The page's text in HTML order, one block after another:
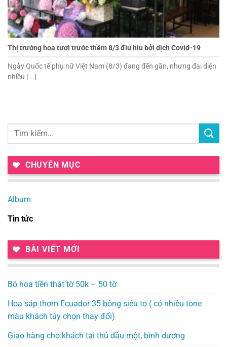
Thị trường hoa tươi trước thềm 8/3 đìu hiu bởi dịch Covid-19
Ngày Quốc tế phụ nữ Việt Nam (8/3) đang đến gần, nhưng đại diện
nhiều [...]
CHUYÊN MỤC
Album
Tin tức
BÀI VIẾT MỚI
Bó hoa tiền thật tờ 50k – 50 tờ
Hoa sáp thơm Ecuador 35 bông siêu to ( có nhiều tone
màu khách tùy chọn thay đổi)
Giao hàng cho khách tại thủ dầu một, bình dương